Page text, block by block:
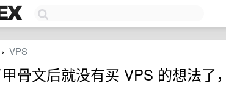
› VPS
骨文后就没有买 VPS 的想法了